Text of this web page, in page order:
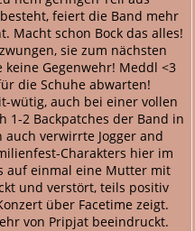
feiert die Band mehr
Macht schon Bock das alles!
sie zum nächsten
Gegenwehr! Meddl <3
die Schuhe abwarten!
wütig, auch bei einer vollen
1-2 Backpatches der Band in
verwirrte Jogger and
Charakters hier im
auf einmal eine Mutter mit
und verstört, teils positiv
über Facetime zeigt.
von Pripjat beeindruckt.